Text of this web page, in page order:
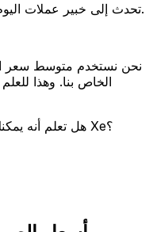
تحدث إلى خبير عملاتيمكننا التفوق على أسعار المنافسين.
نحن نستخدم متوسط سعر
الخاص بنا. وهذا
هل تعلم أنه يمكنك إرسال الأموال إلى الخارج باستخدام Xe؟